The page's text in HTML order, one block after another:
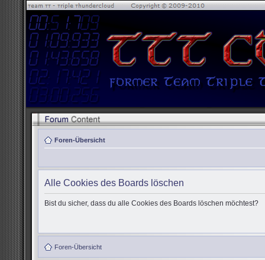
Foren-Übersicht
Alle Cookies des Boards löschen
Bist du sicher, dass du alle Cookies des Boards löschen möchtest?
Foren-Übersicht